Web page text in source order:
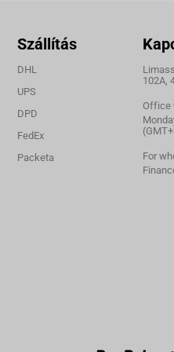
Szállítás
DHL
UPS
DPD
FedEx
Packeta
102A,
Office
For